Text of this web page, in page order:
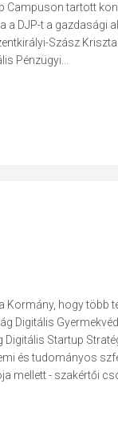
tartott
DJP-t a gazdasági
Szász
Pénzügyi...
hogy több
Digitális
Startup
és tudományos
mellett - szakértői